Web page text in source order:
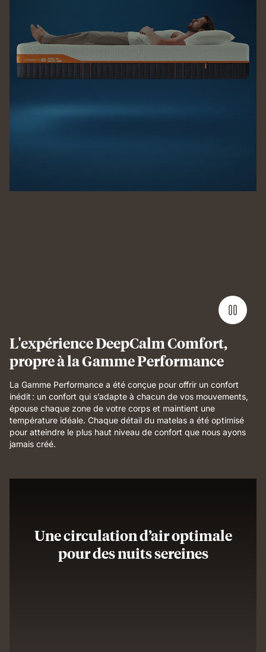
L'expérience DeepCalm Comfort,
propre à la Gamme Performance
La Gamme Performance a été conçue pour offrir un confort
inédit : un confort qui s’adapte à chacun de vos mouvements,
épouse chaque zone de votre corps et maintient une
température idéale. Chaque détail du matelas a été optimisé
pour atteindre le plus haut niveau de confort que nous ayons
jamais créé.
Une circulation d’air optimale
pour des nuits sereines